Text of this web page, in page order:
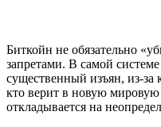
Биткойн не обязательно
запретами. В самой
существенный изъян, из-за
кто верит в новую
откладывается на